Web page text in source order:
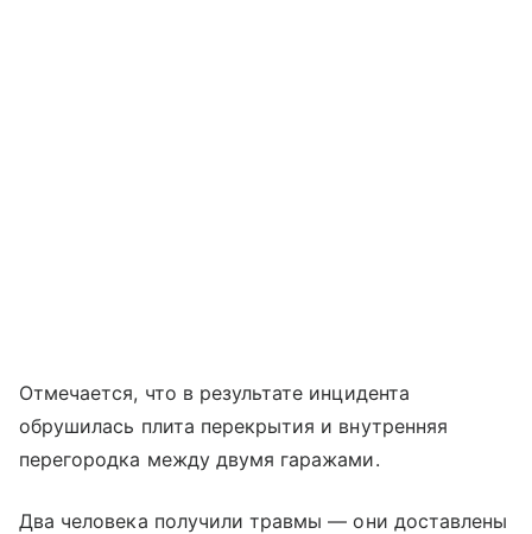
Отмечается, что в результате инцидента
обрушилась плита перекрытия и внутренняя
перегородка между двумя гаражами.
Два человека получили травмы — они доставлены